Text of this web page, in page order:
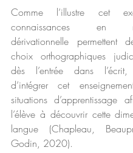
Comme l’illustre cet
connaissances en
dérivationnelle permettent
choix orthographiques
dès l’entrée dans
d’intégrer cet
situations d’apprentissage
l’élève à découvrir cette
langue (Chapleau,
Godin, 2020).